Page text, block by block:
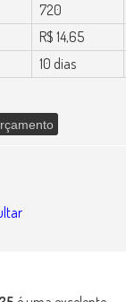
720
R$ 14,65
10 dias